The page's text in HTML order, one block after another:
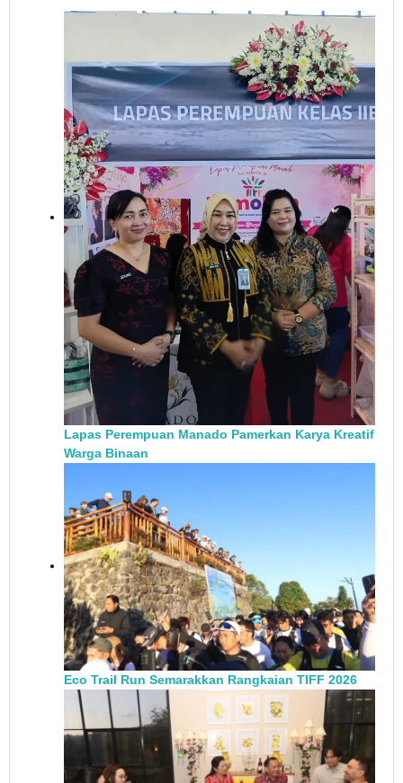
Lapas Perempuan Manado Pamerkan Karya Kreatif
Warga Binaan
Eco Trail Run Semarakkan Rangkaian TIFF 2026